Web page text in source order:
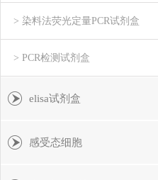
> 染料法荧光定量PCR试剂盒
> PCR检测试剂盒
elisa试剂盒
感受态细胞